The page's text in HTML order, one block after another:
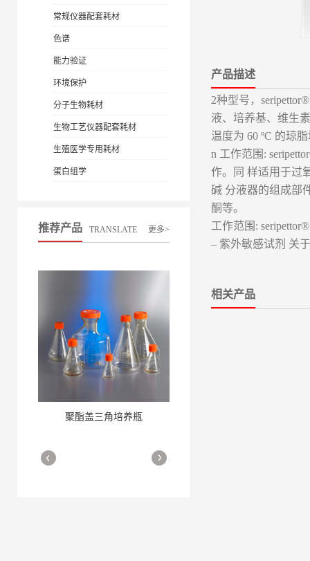
常规仪器配套耗材
色谱
能力验证
环境保护
分子生物耗材
生物工艺仪器配套耗材
生殖医学专用耗材
蛋白组学
推荐产品 TRANSLATE 更多>
聚酯盖三角培养瓶
产品描述
2种型号，
液、培养基、维生
温度为 60 ºC 的琼
n 工作范围:
作。同 样适用于过
碱 分液器的组成部
酮等。
工作范围:
– 紫外敏感试剂 关
相关产品